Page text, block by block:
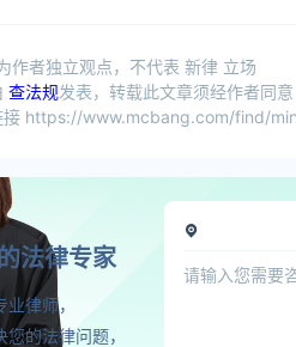
作者独立观点，不代表 新律 立场
查法规发表，转载此文章须经作者同
接 https://www.mcbang.com/find/
法律专家
律师，
的法律问题，